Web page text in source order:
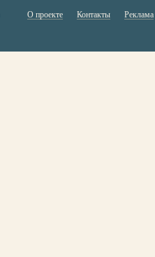
О проекте Контакты Реклама